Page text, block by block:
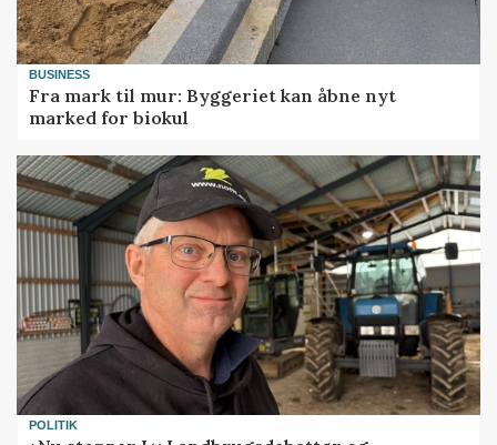
BUSINESS
Fra mark til mur: Byggeriet kan åbne nyt
marked for biokul
POLITIK